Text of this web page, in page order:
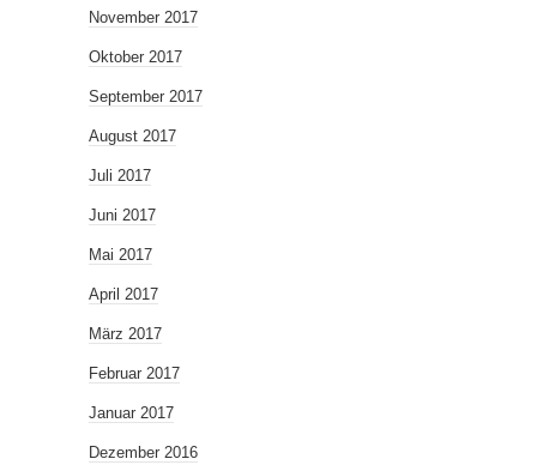
November 2017
Oktober 2017
September 2017
August 2017
Juli 2017
Juni 2017
Mai 2017
April 2017
März 2017
Februar 2017
Januar 2017
Dezember 2016